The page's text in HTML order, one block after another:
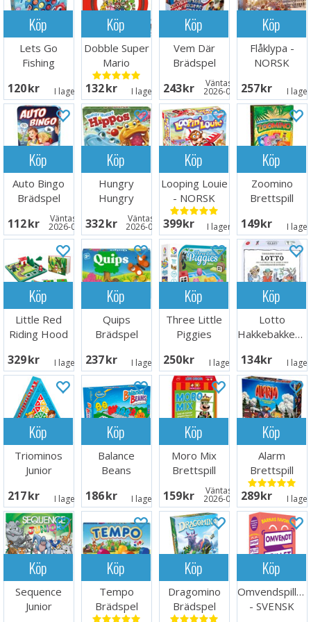
Köp
Lets Go
Fishing
120 SEK I lager: 1
Köp
Dobble Super
Mario
Brädspel
132 SEK I lager: 6
Köp
Vem Där
Brädspel
243 SEK Väntas in:
2026-08-15
Köp
Flåklypa -
NORSK
257 SEK I
Köp
Auto Bingo
Brädspel
112 SEK Väntas in:
2026-09-30
Köp
Hungry
Hungry
Hippos
Brädspel
332 SEK Väntas in:
2026-08-26
Köp
Looping Louie
- NORSK
399 SEK I lager: 14
Köp
Zoomino
Brettspill
149 SEK I
Köp
Little Red
Riding Hood
329 SEK I lager: 2
Köp
Quips
Brädspel
237 SEK I lager: 5
Köp
Three Little
Piggies
250 SEK I lager: 5
Köp
Lotto
Hakkebakkeskogen
134 SEK I
Köp
Triominos
Junior
217 SEK I lager: 2
Köp
Balance
Beans
spel
186 SEK I lager: 6
Köp
Moro Mix
Brettspill
159 SEK Väntas in:
2026-08-17
Köp
Alarm
Brettspill
289 SEK I
Köp
Sequence
Junior
Köp
Tempo
Brädspel
Köp
Dragomino
Brädspel
Köp
Omvendspillet
- SVENSK